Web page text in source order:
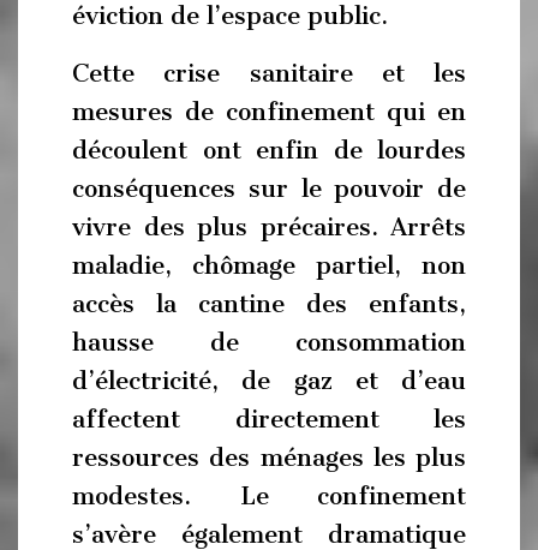
éviction de l’espace public.
Cette crise sanitaire et les
mesures de confinement qui en
découlent ont enfin de lourdes
conséquences sur le pouvoir de
vivre des plus précaires. Arrêts
maladie, chômage partiel, non
accès la cantine des enfants,
hausse de consommation
d’électricité, de gaz et d’eau
affectent directement les
ressources des ménages les plus
modestes. Le confinement
s’avère également dramatique